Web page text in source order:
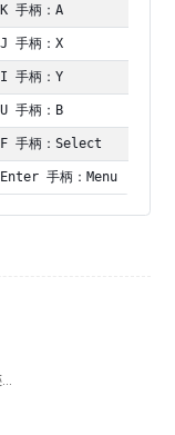
K 手柄：A
J 手柄：X
I 手柄：Y
U 手柄：B
F 手柄：Select
Enter 手柄：Menu